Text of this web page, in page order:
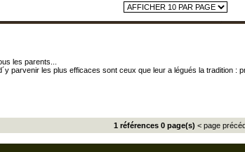
les parents...
parvenir les plus efficaces sont ceux que leur a légués la tradition :
1 références 0 page(s) < page